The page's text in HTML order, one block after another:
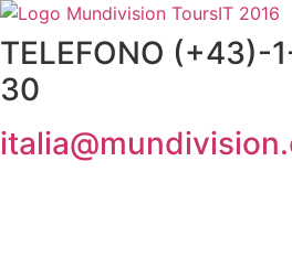
Vai
al
contenuto
TELEFONO (+43)-
30